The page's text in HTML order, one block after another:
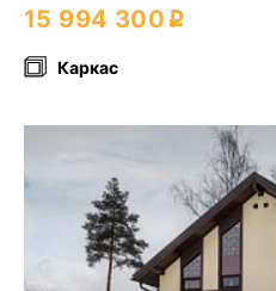
15 994 300
Каркас